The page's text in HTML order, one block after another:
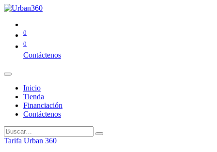
0
0
Contáctenos
Inicio
Tienda
Financiación
Contáctenos
Tarifa Urban 360